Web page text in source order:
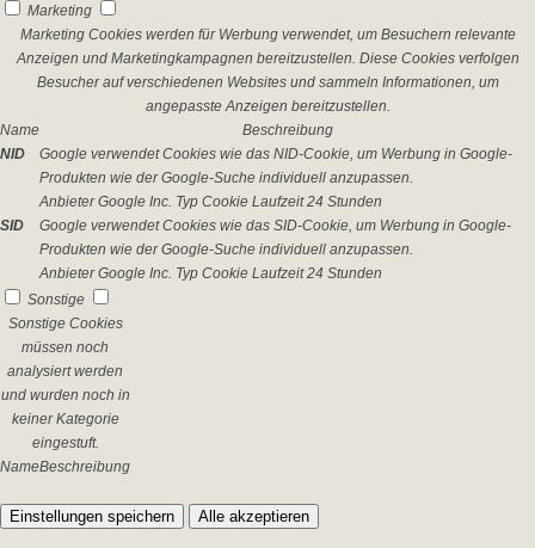
Marketing
Marketing Cookies werden für Werbung verwendet, um Besuchern relevante
Anzeigen und Marketingkampagnen bereitzustellen. Diese Cookies verfolgen
Besucher auf verschiedenen Websites und sammeln Informationen, um
angepasste Anzeigen bereitzustellen.
Name
Beschreibung
NID
Google verwendet Cookies wie das NID-Cookie, um Werbung in Google-
Produkten wie der Google-Suche individuell anzupassen.
Anbieter Google Inc. Typ Cookie Laufzeit 24 Stunden
SID
Google verwendet Cookies wie das SID-Cookie, um Werbung in Google-
Produkten wie der Google-Suche individuell anzupassen.
Anbieter Google Inc. Typ Cookie Laufzeit 24 Stunden
Sonstige
Sonstige Cookies
müssen noch
analysiert werden
und wurden noch in
keiner Kategorie
eingestuft.
NameBeschreibung
Einstellungen speichern Alle akzeptieren